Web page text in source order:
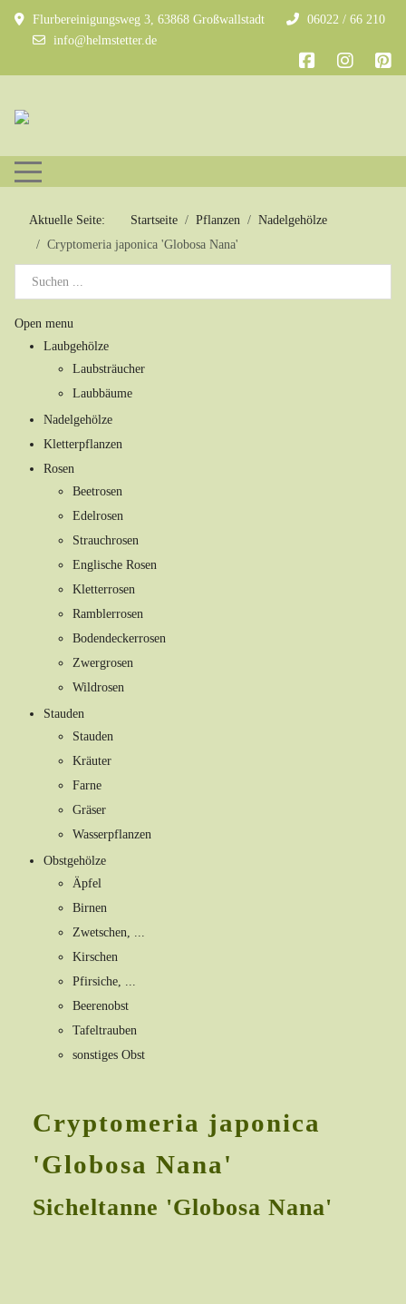
Flurbereinigungsweg 3, 63868 Großwallstadt
06022 / 66 210
info@helmstetter.de
Mobile Menu Toggle
Aktuelle Seite: Startseite Pflanzen
Nadelgehölze
Cryptomeria japonica 'Globosa Nana'
Open menu
Laubgehölze
Laubsträucher
Laubbäume
Nadelgehölze
Kletterpflanzen
Rosen
Beetrosen
Edelrosen
Strauchrosen
Englische Rosen
Kletterrosen
Ramblerrosen
Bodendeckerrosen
Zwergrosen
Wildrosen
Stauden
Stauden
Kräuter
Farne
Gräser
Wasserpflanzen
Obstgehölze
Äpfel
Birnen
Zwetschen, ...
Kirschen
Pfirsiche, ...
Beerenobst
Tafeltrauben
sonstiges Obst
Cryptomeria japonica
'Globosa Nana'
Sicheltanne 'Globosa Nana'